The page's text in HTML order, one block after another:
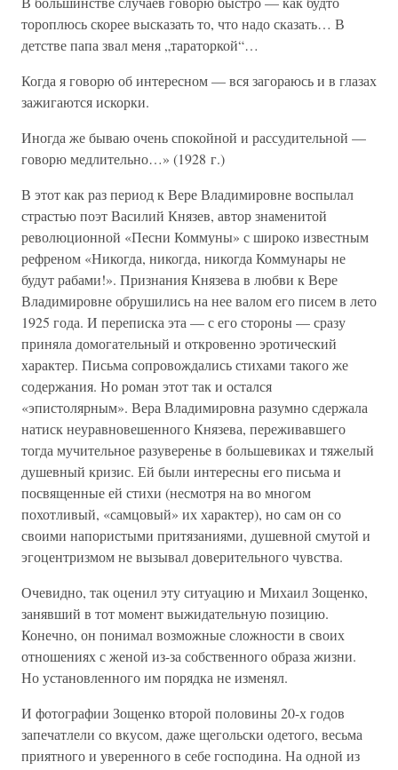
тороплюсь скорее высказать то, что надо сказать… В
детстве папа звал меня „тараторкой“…
Когда я говорю об интересном — вся загораюсь и в глазах
зажигаются искорки.
Иногда же бываю очень спокойной и рассудительной —
говорю медлительно…» (1928 г.)
В этот как раз период к Вере Владимировне воспылал
страстью поэт Василий Князев, автор знаменитой
революционной «Песни Коммуны» с широко известным
рефреном «Никогда, никогда, никогда Коммунары не
будут рабами!». Признания Князева в любви к Вере
Владимировне обрушились на нее валом его писем в лето
1925 года. И переписка эта — с его стороны — сразу
приняла домогательный и откровенно эротический
характер. Письма сопровождались стихами такого же
содержания. Но роман этот так и остался
«эпистолярным». Вера Владимировна разумно сдержала
натиск неуравновешенного Князева, переживавшего
тогда мучительное разуверенье в большевиках и тяжелый
душевный кризис. Ей были интересны его письма и
посвященные ей стихи (несмотря на во многом
похотливый, «самцовый» их характер), но сам он со
своими напористыми притязаниями, душевной смутой и
эгоцентризмом не вызывал доверительного чувства.
Очевидно, так оценил эту ситуацию и Михаил Зощенко,
занявший в тот момент выжидательную позицию.
Конечно, он понимал возможные сложности в своих
отношениях с женой из-за собственного образа жизни.
Но установленного им порядка не изменял.
И фотографии Зощенко второй половины 20-х годов
запечатлели со вкусом, даже щегольски одетого, весьма
приятного и уверенного в себе господина. На одной из